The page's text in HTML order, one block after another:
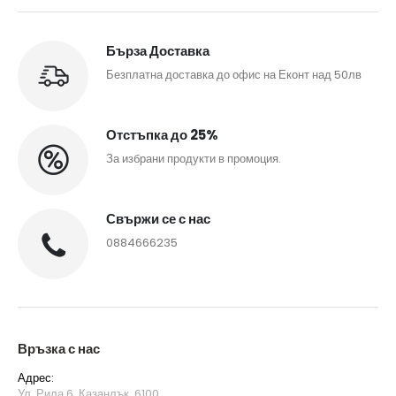
Бърза Доставка
Безплатна доставка до офис на Еконт над 50лв
Отстъпка до 25%
За избрани продукти в промоция.
Свържи се с нас
0884666235
Връзка с нас
Адрес: